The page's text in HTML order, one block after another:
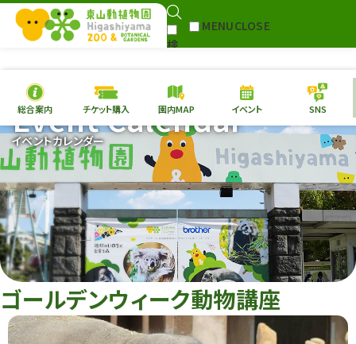
検
MENUCLOSE
本日の開園情報 チケ
園内MAP イベント
総合案内
動物園 植物園
再生プラン
東山動植物園
への支援
環境教育
サイトマップ
総合案内 チケット購入 園内MAP イベント SNS
イベントカレンダー
Event Calendar
ゴールデンウィーク動物講座